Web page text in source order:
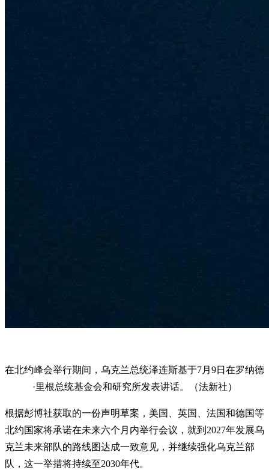
在北约峰会举行期间，乌克兰总统泽连斯基于7月9日在罗纳德
·里根总统基金会和研究所发表讲话。（法新社）
根据彭博社获取的一份声明草案，美国、英国、法国和德国等
北约国家将承诺在未来六个月内举行会议，就到2027年发展乌
克兰未来部队的路线图达成一致意见，并继续强化乌克兰部
队，这一举措将持续至2030年代。